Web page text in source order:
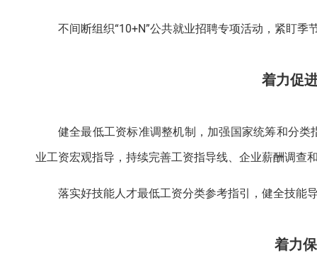
不间断组织“10+N”公共就业招聘专项活动，紧盯
着力促
健全最低工资标准调整机制，加强国家统筹和分
业工资宏观指导，持续完善工资指导线、企业薪酬调查
落实好技能人才最低工资分类参考指引，健全技能
着力